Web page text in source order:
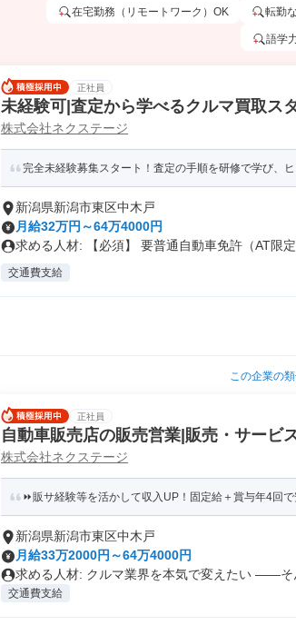
在宅勤務（リモートワーク）OK 転勤
語学
正社員
未経験可|査定から学べるクルマ買取ス
株式会社ネクステージ
完全未経験募集スタート！査定の手順を研修で学び、
新潟県新潟市東区中木戸
月給32万円～64万4000円
求める人材: 【必須】 要普通自動車免許（AT限定
交通費支給
この企業の
正社員
自動車販売店の販売営業|販売・サービ
職)
株式会社ネクステージ
⏩️販サ経験等を活かして収入UP！固定給＋賞与年4回
新潟県新潟市東区中木戸
月給33万2000円～64万4000円
求める人材: クルマ業界を本気で変えたい ――そ
交通費支給